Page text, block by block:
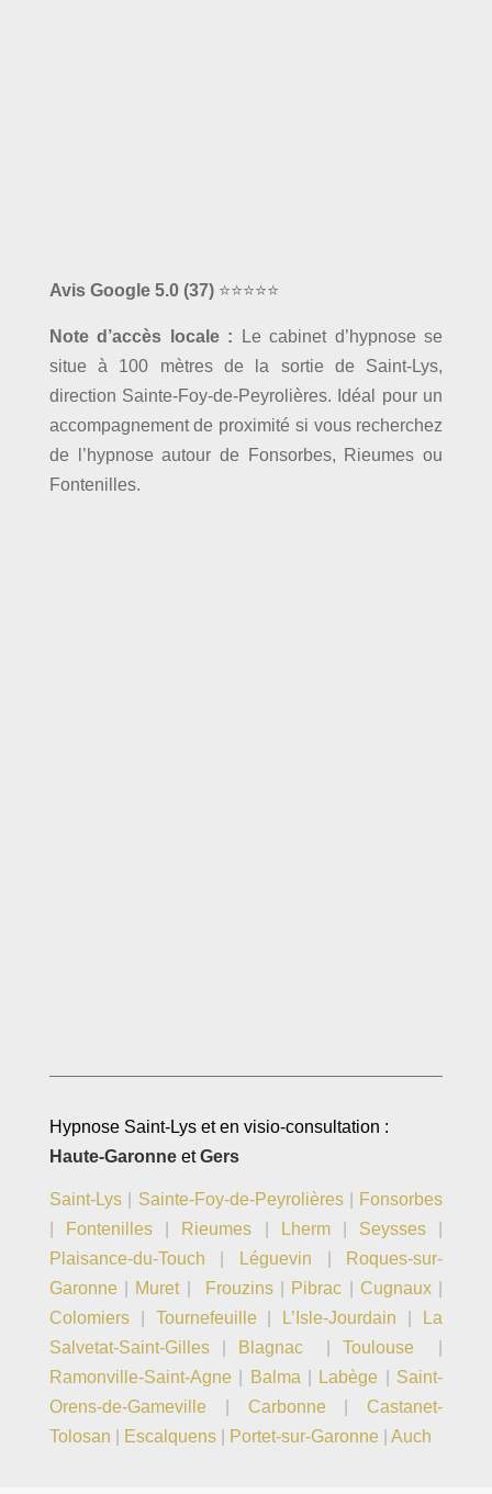
Avis Google 5.0 (37)⭐⭐⭐⭐⭐
Note d’accès locale : Le cabinet d’hypnose se
situe à 100 mètres de la sortie de Saint-Lys,
direction Sainte-Foy-de-Peyrolières. Idéal pour un
accompagnement de proximité si vous recherchez
de l’hypnose autour de Fonsorbes, Rieumes ou
Fontenilles.
Hypnose Saint-Lys et en visio-consultation :
Haute-GaronneetGers
Saint-Lys| Sainte-Foy-de-Peyrolières|
Fonsorbes
Fontenilles| Rieumes Lherm| Seysses
Plaisance-du-Touch
Léguevin
Roques-sur-
Garonne| Muret| Frouzins| Pibrac Cugnaux|
Colomiers| Tournefeuille| L’Isle-Jourdain
La
Salvetat-Saint-Gilles| Blagnac|Toulouse
Ramonville-Saint-Agne| Balma Labège
Saint-
Orens-de-Gameville| Carbonne|Castanet-
Tolosan
Escalquens| Portet-sur-Garonne Auch